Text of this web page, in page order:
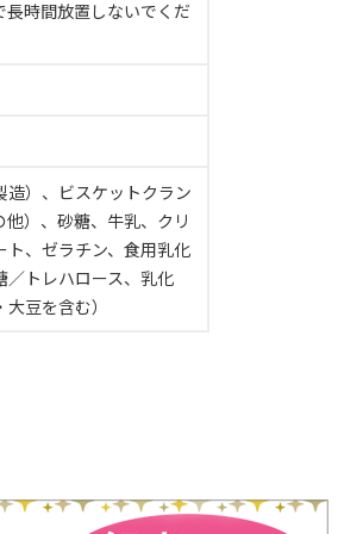
時間放置しないでくだ
）、ビスケットクラン
）、砂糖、牛乳、クリ
、ゼラチン、食用乳化
トレハロース、乳化
豆を含む）